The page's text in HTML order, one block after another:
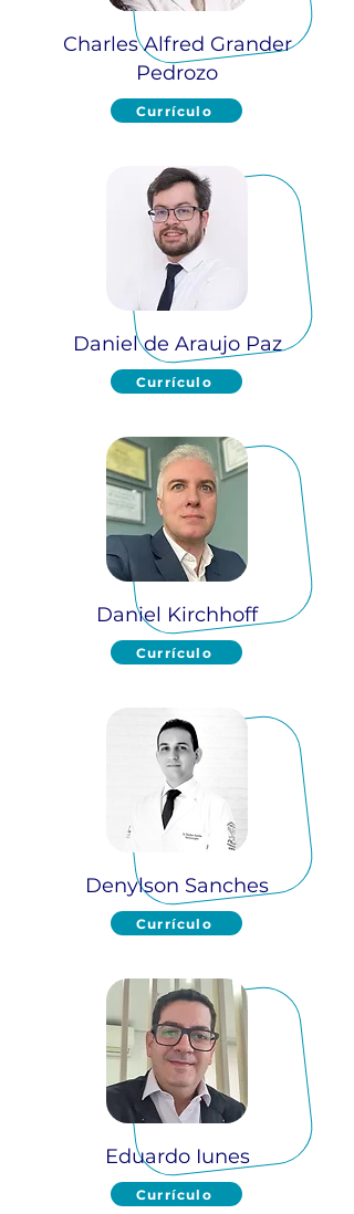
Charles Alfred Grander
Pedrozo
Currículo
Daniel de Araujo Paz
Currículo
Daniel Kirchhoff
Currículo
Denylson Sanches
Currículo
Eduardo Iunes
Currículo